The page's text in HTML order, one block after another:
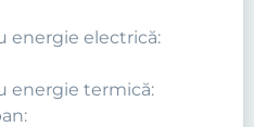
energie electrică:
energie termică: